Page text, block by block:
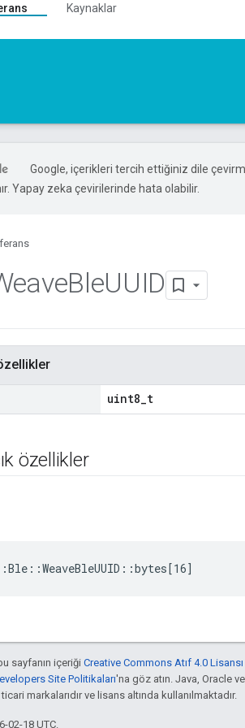
Kaynaklar
Google, içerikleri tercih ettiğiniz dile
Yapay zeka çevirilerinde hata olabilir.
BleUUID
uint8_t
özellikler
sayfanın içeriği Creative Commons Atıf 4.0 Lisansı
Site Politikaları'na göz atın. Java, Oracle
markalarıdır ve lisans altında kullanılmaktadır.
02-18 UTC.